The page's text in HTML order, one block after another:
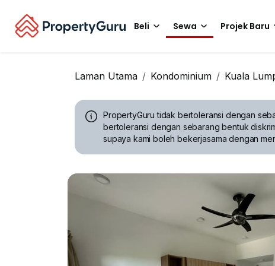
Beli Sewa Projek Baru
Laman Utama Kondominium Kuala
PropertyGuru tidak bertoleransi dengan
bertoleransi dengan sebarang bentuk
supaya kami boleh bekerjasama dengan